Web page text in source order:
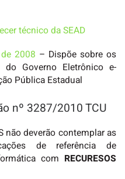
técnico da SEAD
2008 – Dispõe sobre os
do Governo Eletrônico e-
Pública Estadual
nº 3287/2010 TCU
não deverão contemplar as
de referência de
com RECURESOS